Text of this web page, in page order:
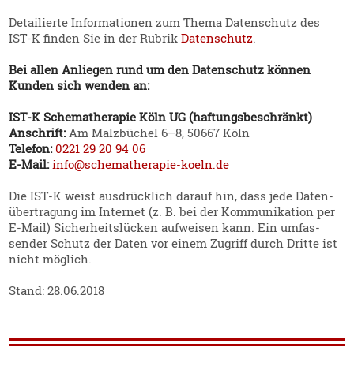
Detail­ierte Infor­ma­tionen zum Thema Daten­schutz des
IST‑K finden Sie in der RubrikDaten­schutz.
Bei allen Anliegen rund um den Daten­schutz können
Kunden sich wenden an:
IST‑K Schema­the­rapie Köln UG (haftungs­be­schränkt)
Anschrift:Am Malzbüchel 6–8, 50667 Köln
Telefon:0221 29 20 94 06
E‑Mail:info@schema­the­rapie-koeln.de
Die IST‑K weist ausdrücklich darauf hin, dass jede Daten­
über­tragung im Internet (z. B. bei der Kommu­ni­kation per
E‑Mail) Sicher­heits­lücken aufweisen kann. Ein umfas­
sender Schutz der Daten vor einem Zugriff durch Dritte ist
nicht möglich.
Stand: 28.06.2018